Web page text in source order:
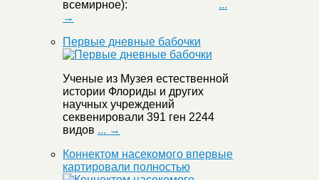
всемирное): ...
→
Первые дневные бабочки
Ученые из Музея естественной
истории Флориды и других
научных учреждений
секвенировали 391 ген 2244
видов ... →
Коннектом насекомого впервые
картировали полностью